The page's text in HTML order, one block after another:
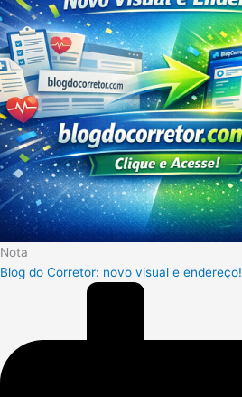
Nota
Blog do Corretor: novo visual e endereço!